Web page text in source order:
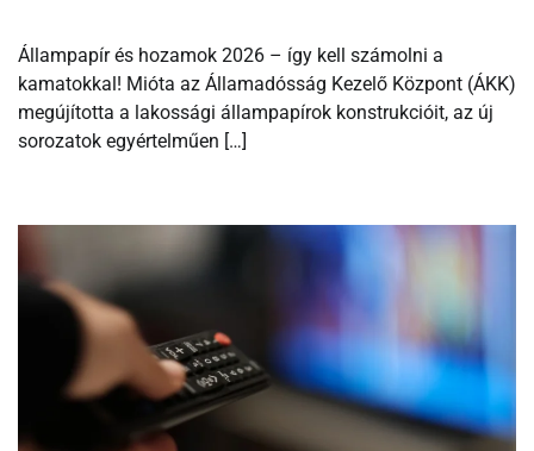
Állampapír és hozamok 2026 – így kell számolni a
kamatokkal! Mióta az Államadósság Kezelő Központ (ÁKK)
megújította a lakossági állampapírok konstrukcióit, az új
sorozatok egyértelműen […]